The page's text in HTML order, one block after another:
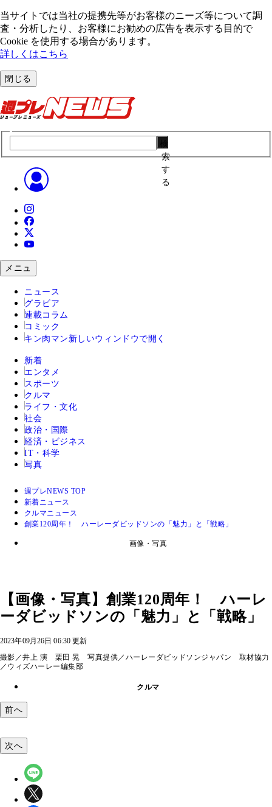
当サイトでは当社の提携先等がお客様のニーズ等について調
査・分析したり、お客様にお勧めの広告を表⽰する⽬的で
Cookie を使⽤する場合があります。
詳しくはこちら
閉じる
索
す
る
メニュ
ニュース
グラビア
連載コラム
コミック
キン肉マン 新しいウィンドウで開く
新着
エンタメ
スポーツ
クルマ
ライフ・文化
社会
政治・国際
経済・ビジネス
IT・科学
写真
週プレNEWS TOP
新着ニュース
クルマニュース
創業120周年！ ハーレーダビッドソンの「魅力」と「戦略」
画像・写真
【画像・写真】創業120周年！ ハーレ
ーダビッドソンの「魅力」と「戦略」
2023年09月26日 06:30 更新
撮影／井上 演 栗田 晃 写真提供／ハーレーダビッドソンジャパン 取材協力
／ウィズハーレー編集部
クルマ
前へ
次へ